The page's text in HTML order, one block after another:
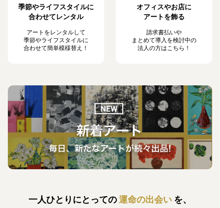
季節やライフスタイルに
合わせてレンタル
アートをレンタルして
季節やライフスタイルに
合わせて簡単模様替え！
オフィスやお店に
アートを飾る
請求書払いや
まとめて導入を検討中の
法人の方はこちら！
一人ひとりにとっての運命の出会い を、